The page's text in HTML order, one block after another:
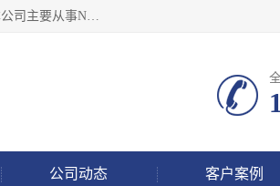
湖州恩斯凯工业技术有限公司位于湖州长兴，公司作为机械零部件以及多个品牌工业零配件专业集成供应商。本公司主要从事NSK进口轴承、SKF进口轴承、FAG进口轴承、NTN进口轴承、国产轴承：ZWZ、HRB、C&U轴承外球面轴承、导轨、丝杠、滑块、 润滑油、工业皮带及其他工业零部件的销售.
公司动态 客户案例